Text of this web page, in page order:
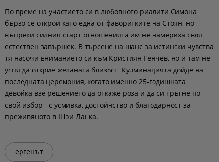
По време на участието си в любовното риалити Симона
бързо се открои като една от фаворитките на Стоян, но
въпреки силния старт отношенията им не намериха своя
естествен завършек. В търсене на шанс за истински чувства
тя насочи вниманието си към Кристиян Генчев, но и там не
успя да открие желаната близост. Кулминацията дойде на
последната церемония, когато именно 25-годишната
девойка взе решението да откаже роза и да си тръгне по
свой избор - с усмивка, достойнство и благодарност за
преживяното в Шри Ланка.
ергенът